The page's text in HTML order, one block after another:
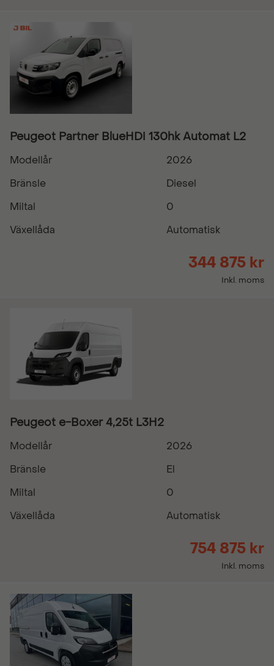
Peugeot Partner BlueHDi 130hk Automat L2
Modellår
2026
Bränsle
Diesel
Miltal
0
Växellåda
Automatisk
344 875 kr
Inkl. moms
Peugeot e-Boxer 4,25t L3H2
Modellår
2026
Bränsle
El
Miltal
0
Växellåda
Automatisk
754 875 kr
Inkl. moms